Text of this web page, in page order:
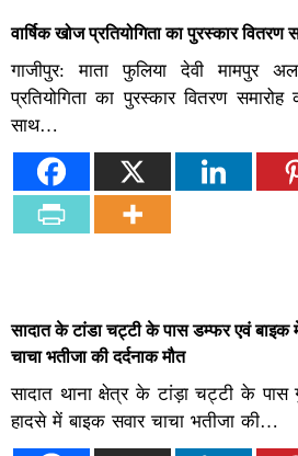
वार्षिक खोज प्रतियोगिता का पुरस्कार वितरण
गाजीपुर: माता फुलिया देवी मामपुर
प्रतियोगिता का पुरस्कार वितरण
साथ…
सादात के टांडा चट्टी के पास डम्फर एवं
चाचा भतीजा की दर्दनाक मौत
सादात थाना क्षेत्र के टांड़ा चट्टी के
हादसे में बाइक सवार चाचा भतीजा की…